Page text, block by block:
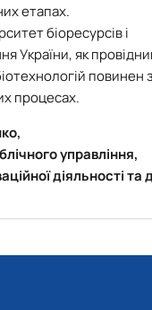
етапах.
біоресурсів і
України, як
процесах.
управління,
діяльності та